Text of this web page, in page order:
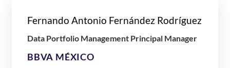
Fernando Antonio Fernández Rodríguez
Data Portfolio Management Principal Manager
BBVA MÉXICO